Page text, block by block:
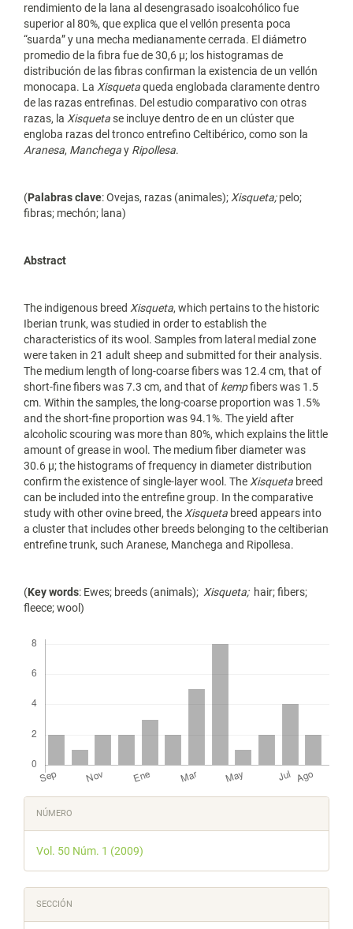
rendimiento de la lana al desengrasado isoalcohólico fue
superior al 80%, que explica que el vellón presenta poca
“suarda” y una mecha medianamente cerrada. El diámetro
promedio de la fibra fue de 30,6 µ; los histogramas de
distribución de las fibras confirman la existencia de un vellón
monocapa. La Xisquetaqueda englobada claramente dentro
de las razas entrefinas. Del estudio comparativo con otras
razas, la Xisquetase incluye dentro de en un clúster que
engloba razas del tronco entrefino Celtibérico, como son la
Aranesa, Manchegay Ripollesa.
(Palabras clave: Ovejas, razas (animales); Xisqueta;pelo;
fibras; mechón; lana)
Abstract
The indigenous breed Xisqueta, which pertains to the historic
Iberian trunk, was studied in order to establish the
characteristics of its wool. Samples from lateral medial zone
were taken in 21 adult sheep and submitted for their analysis.
The medium length of long-coarse fibers was 12.4 cm, that of
short-fine fibers was 7.3 cm, and that of kempfibers was 1.5
cm. Within the samples, the long-coarse proportion was 1.5%
and the short-fine proportion was 94.1%. The yield after
alcoholic scouring was more than 80%, which explains the little
amount of grease in wool. The medium fiber diameter was
30.6 µ; the histograms of frequency in diameter distribution
confirm the existence of single-layer wool. The Xisqueta breed
can be included into the entrefine group. In the comparative
study with other ovine breed, the Xisqueta breed appears into
a cluster that includes other breeds belonging to the celtiberian
entrefine trunk, such Aranese, Manchega and Ripollesa.
(Key words: Ewes; breeds (animals); Xisqueta;hair; fibers;
fleece; wool)
Detalles
del
artículo
NÚMERO
Vol. 50 Núm. 1 (2009)
SECCIÓN